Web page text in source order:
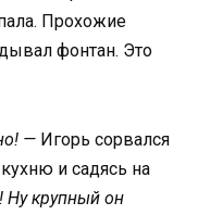
Прохожие
фонтан. Это
— Игорь сорвался
и садясь на
Ну крупный он